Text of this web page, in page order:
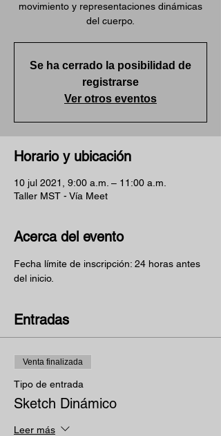
movimiento y representaciones dinámicas
del cuerpo.
Se ha cerrado la posibilidad de
registrarse
Ver otros eventos
Horario y ubicación
10 jul 2021, 9:00 a.m. – 11:00 a.m.
Taller MST - Vía Meet
Acerca del evento
Fecha límite de inscripción: 24 horas antes
del inicio.
Entradas
Venta finalizada
Tipo de entrada
Sketch Dinámico
Leer más